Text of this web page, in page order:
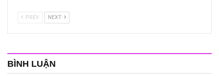
PREV NEXT
BÌNH LUẬN